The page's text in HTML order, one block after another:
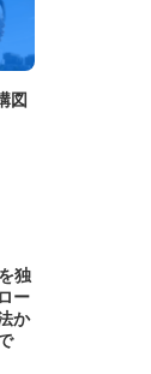
図
独
ー
か